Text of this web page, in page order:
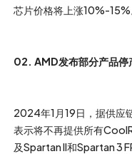
芯片价格将上涨10%-15%
02. AMD发布部分产品停
2024年1月19日，据供应
表示将不再提供所有
及Spartan II和Spartan 3